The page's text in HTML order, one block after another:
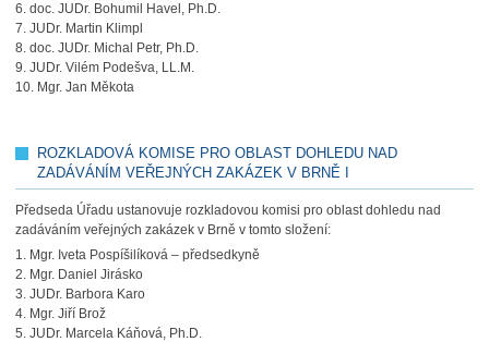
6. doc. JUDr. Bohumil Havel, Ph.D.
7. JUDr. Martin Klimpl
8. doc. JUDr. Michal Petr, Ph.D.
9. JUDr. Vilém Podešva, LL.M.
10. Mgr. Jan Měkota
ROZKLADOVÁ KOMISE PRO OBLAST DOHLEDU NAD
ZADÁVÁNÍM VEŘEJNÝCH ZAKÁZEK V BRNĚ I
Předseda Úřadu ustanovuje rozkladovou komisi pro oblast dohledu nad
zadáváním veřejných zakázek v Brně v tomto složení:
1. Mgr. Iveta Pospíšilíková – předsedkyně
2. Mgr. Daniel Jirásko
3. JUDr. Barbora Karo
4. Mgr. Jiří Brož
5. JUDr. Marcela Káňová, Ph.D.